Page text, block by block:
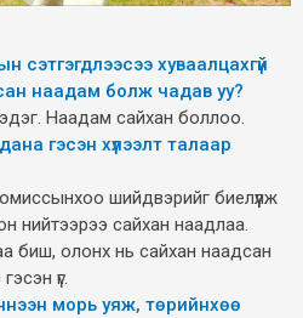
хуваалцахгүй
наадам болж чадав уу?
Наадам сайхан боллоо.
гэсэн хүлээлт талаар
шийдвэрийг биелүүлж
нийтээрээ сайхан наадлаа.
биш, олонх нь сайхан наадсан
үг.
морь уяж, төрийнхөө